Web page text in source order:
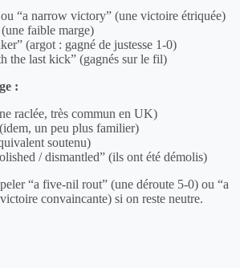
“a narrow victory” (une victoire étriquée)
faible marge)
(argot : gagné de justesse 1-0)
the last kick” (gagnés sur le fil)
:
raclée, très commun en UK)
un peu plus familier)
soutenu)
/ dismantled” (ils ont été démolis)
“a five-nil rout” (une déroute 5-0) ou “a
convaincante) si on reste neutre.